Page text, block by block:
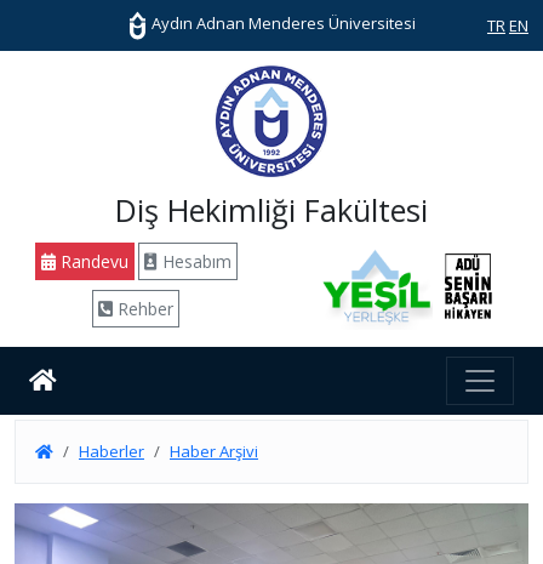
Aydın Adnan Menderes Üniversitesi TR EN
Diş Hekimliği Fakültesi
Randevu Hesabım
Rehber
Haberler Haber Arşivi